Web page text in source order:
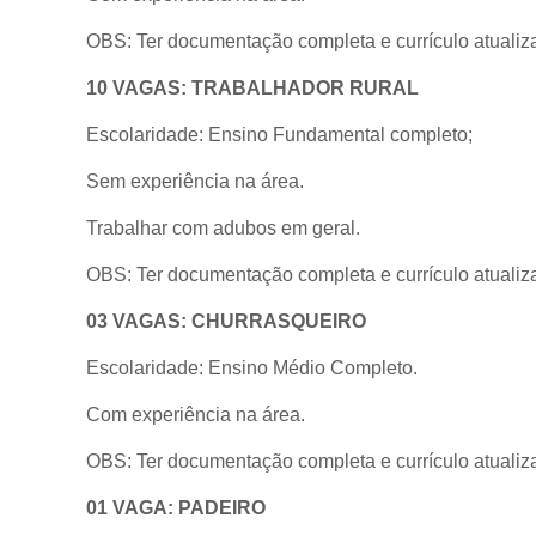
OBS: Ter documentação completa e currículo
10 VAGAS: TRABALHADOR RURAL
Escolaridade: Ensino Fundamental completo;
Sem experiência na área.
Trabalhar com adubos em geral.
OBS: Ter documentação completa e currículo
03 VAGAS: CHURRASQUEIRO
Escolaridade: Ensino Médio Completo.
Com experiência na área.
OBS: Ter documentação completa e currículo
01 VAGA: PADEIRO